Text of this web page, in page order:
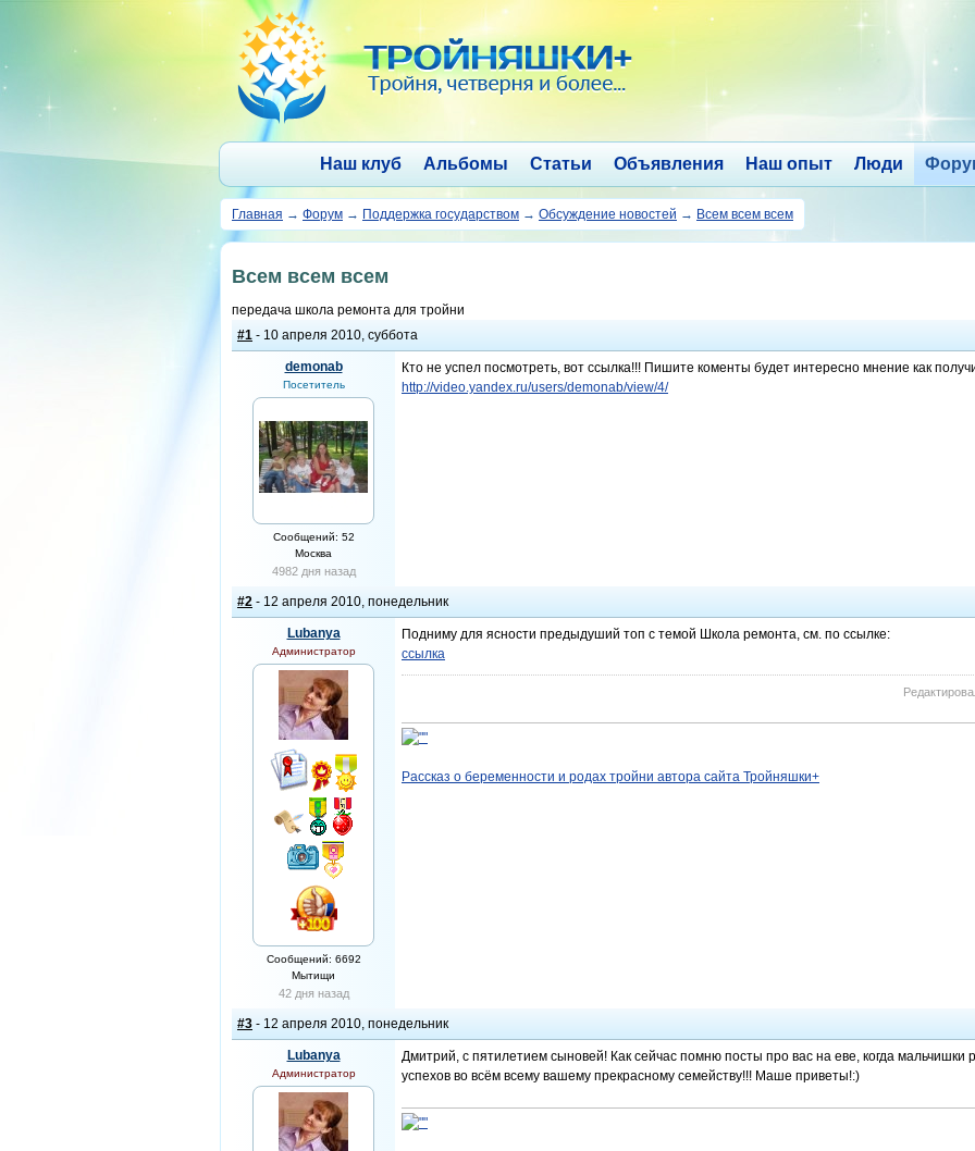
Наш клуб Альбомы Статьи Объявления Наш опыт Люди
Главная → Форум → Поддержка государством → Обсуждение новостей → Всем всем всем
Всем всем всем
передача школа ремонта для тройни
#1 - 10 апреля 2010, суббота
demonab
Посетитель
Сообщений: 52
Москва
4982 дня назад
Кто не успел посмотреть, вот ссылка!!! Пишите коменты будет интересно мнение как
http://video.yandex.ru/users/demonab/view/4/
#2 - 12 апреля 2010, понедельник
Lubanya
Администратор
Сообщений: 6692
Мытищи
42 дня назад
Подниму для ясности предыдуший топ с темой Школа ремонта, см. по ссылке:
ссылка
Рассказ о беременности и родах тройни автора сайта Тройняшки+
#3 - 12 апреля 2010, понедельник
Lubanya
Администратор
Дмитрий, с пятилетием сыновей! Как сейчас помню посты про вас на еве, когда мальчишки
успехов во всём всему вашему прекрасному семейству!!! Маше приветы!:)